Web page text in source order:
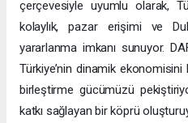
çerçevesiyle uyumlu olarak,
kolaylık, pazar erişimi ve
yararlanma imkanı sunuyor.
Türkiye’nin dinamik ekonomisini
birleştirme gücümüzü
katkı sağlayan bir köprü